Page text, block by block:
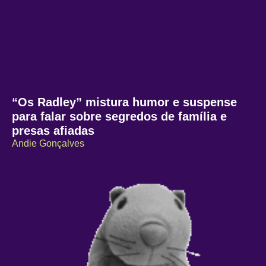
“Os Radley” mistura humor e suspense
para falar sobre segredos de família e
presas afiadas
Andie Gonçalves